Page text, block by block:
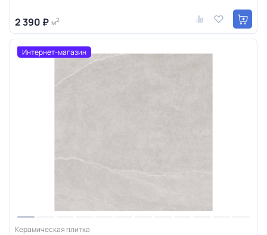
2 390 ₽ м2
Интернет-магазин
Керамическая плитка